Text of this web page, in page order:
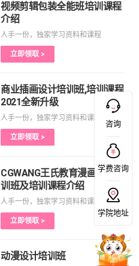
视频剪辑包装全能班培训课程
介绍
人手一份，独家学习资料和课程
立即领取 >
商业插画设计培训班,培训课程
2021全新升级
人手一份，独家学习资料和课程
立即领取 >
CGWANG王氏教育漫画设计培
训班及培训课程介绍
人手一份，独家学习资料和课程
立即领取 >
动漫设计培训班
咨询
学费咨询
学院地址